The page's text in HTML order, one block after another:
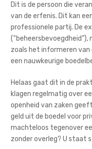
Dit is de persoon die
van de erfenis. Dit kan
professionele partij. De
zoals het informeren
een nauwkeurige
Helaas gaat dit in de
klagen regelmatig over
openheid van zaken
geld uit de boedel voor
machteloos tegenover
zonder overleg? U staat